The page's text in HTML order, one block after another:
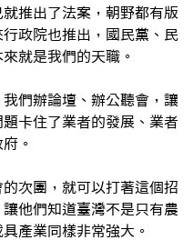
推出了法案，朝野都有版
政院也推出，國民黨、民
就是我們的天職。
們辦論壇、辦公聽會，讓
卡住了業者的發展、業者
。
次團，就可以打著這個招
他們知道臺灣不是只有農
產業同樣非常強大。